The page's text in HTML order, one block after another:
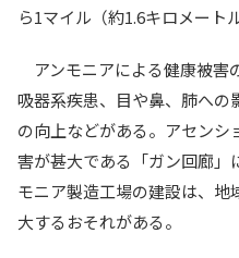
ら1マイル（約1.6キロメート
アンモニアによる健康被害
吸器系疾患、目や鼻、肺への
の向上などがある。アセン
害が甚大である「ガン回廊」
モニア製造工場の建設は、
大するおそれがある。